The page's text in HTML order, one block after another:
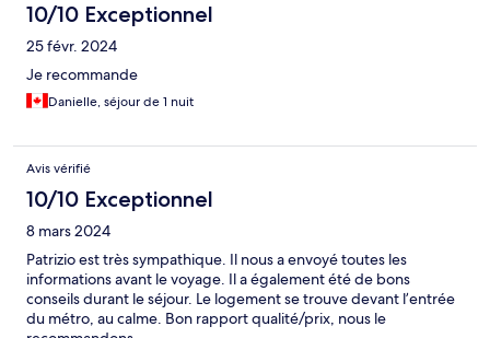
10/10 Exceptionnel
25 févr. 2024
Je recommande
Danielle, séjour de 1 nuit
Avis vérifié
10/10 Exceptionnel
8 mars 2024
Patrizio est très sympathique. Il nous a envoyé toutes les
informations avant le voyage. Il a également été de bons
conseils durant le séjour. Le logement se trouve devant l’entrée
du métro, au calme. Bon rapport qualité/prix, nous le